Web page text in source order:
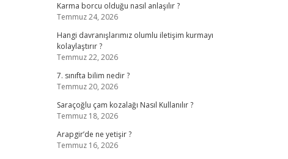
Karma borcu olduğu nasıl anlaşılır ?
Temmuz 24, 2026
Hangi davranışlarımız olumlu iletişim kurmayı
kolaylaştırır ?
Temmuz 22, 2026
7. sınıfta bilim nedir ?
Temmuz 20, 2026
Saraçoğlu çam kozalağı Nasıl Kullanılır ?
Temmuz 18, 2026
Arapgir’de ne yetişir ?
Temmuz 16, 2026